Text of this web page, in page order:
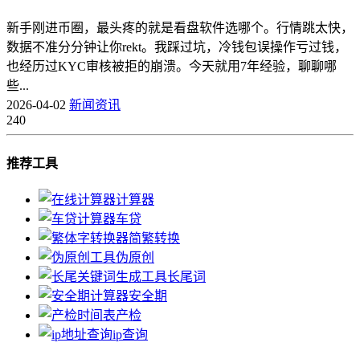
新手刚进币圈，最头疼的就是看盘软件选哪个。行情跳太快，
数据不准分分钟让你rekt。我踩过坑，冷钱包误操作亏过钱，
也经历过KYC审核被拒的崩溃。今天就用7年经验，聊聊哪
些...
2026-04-02 新闻资讯
240
推荐工具
计算器
车贷
简繁转换
伪原创
长尾词
安全期
产检
ip查询